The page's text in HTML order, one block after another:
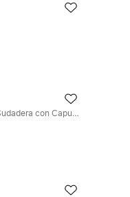
Conjunto Deportivo de Chándal: Sudadera con Capucha/Pantalones Bandana Paisley